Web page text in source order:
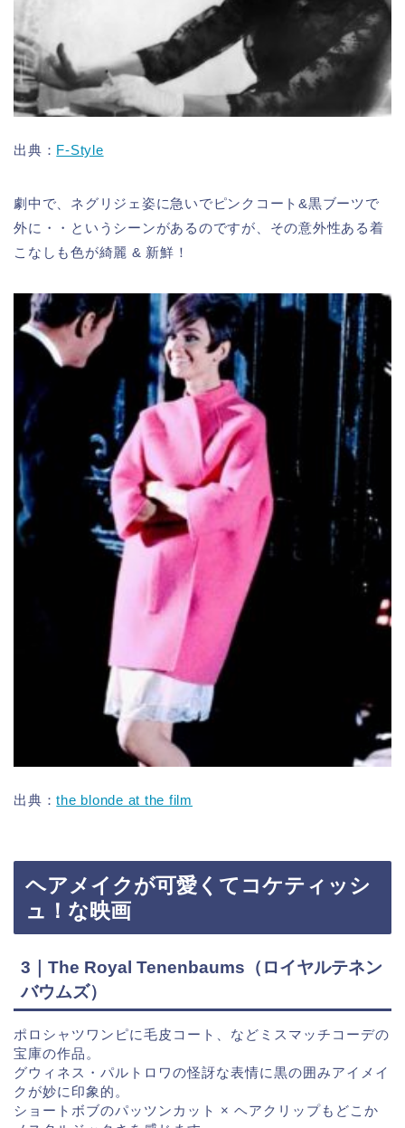
出典： F-Style
劇中で、ネグリジェ姿に急いでピンクコート&黒ブーツで
外に・・というシーンがあるのですが、その意外性ある着
こなしも色が綺麗 & 新鮮！
出典：the blonde at the film
ヘアメイクが可愛くてコケティッシ
ュ！な映画
3｜The Royal Tenenbaums（ロイヤルテネン
バウムズ）
ポロシャツワンピに毛皮コート、などミスマッチコーデの
宝庫の作品。
グウィネス・パルトロワの怪訝な表情に黒の囲みアイメイ
クが妙に印象的。
ショートボブのパッツンカット × ヘアクリップもどこか